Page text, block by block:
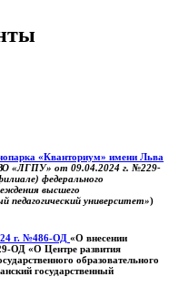
«Кванториум» имени Льва
«ЛГПУ» от 09.04.2024 г. №229-
федерального
высшего
педагогический университет»)
г. №486-ОД «О внесении
ОД «О Центре развития
образовательного
государственный